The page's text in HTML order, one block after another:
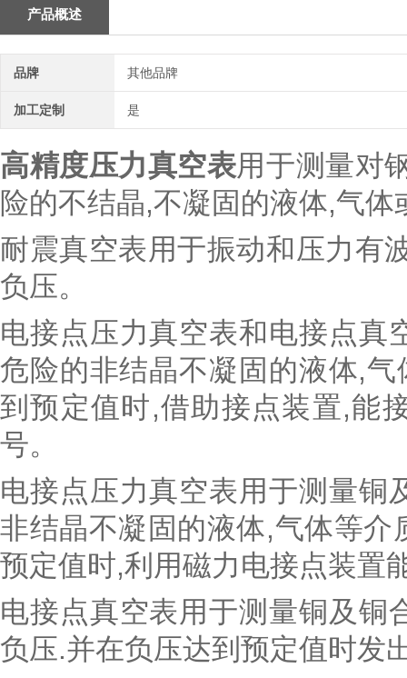
产品概述
品牌 其他品牌
加工定制 是
高精度压力真空表用于测量对
险的不结晶,不凝固的液体,气
耐震真空表用于振动和压力有
负压。
电接点压力真空表和电接点真
危险的非结晶不凝固的液体,
到预定值时,借助接点装置,能
号。
电接点压力真空表用于测量铜
非结晶不凝固的液体,气体等
预定值时,利用磁力电接点装置
电接点真空表用于测量铜及铜
负压.并在负压达到预定值时发